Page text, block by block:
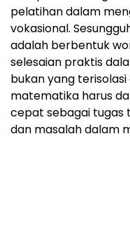
pelatihan dalam
vokasional.
adalah berbentuk
selesaian praktis
bukan yang
matematika harus
cepat sebagai tugas
dan masalah dalam